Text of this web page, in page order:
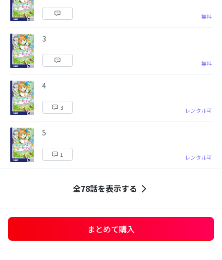
無料
3
無料
4
3 レンタル可
5
1 レンタル可
全78話を表示する
まとめて購入